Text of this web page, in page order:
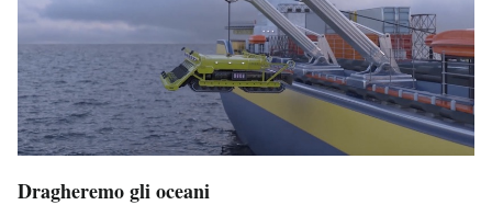
Dragheremo gli oceani